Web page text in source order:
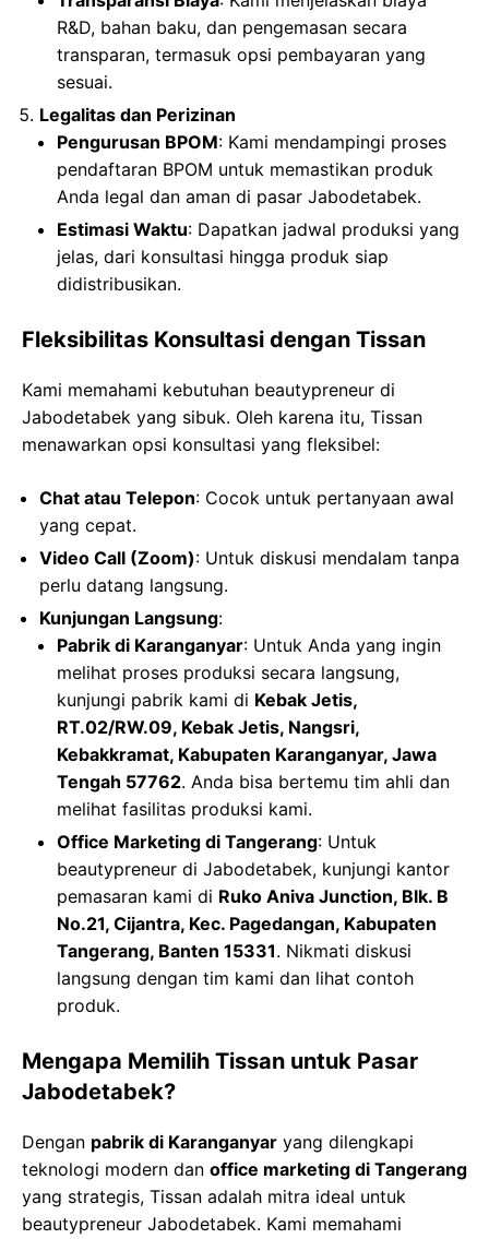
R&D, bahan baku, dan pengemasan secara
transparan, termasuk opsi pembayaran yang
sesuai.
Legalitas dan Perizinan
Pengurusan BPOM: Kami mendampingi proses
pendaftaran BPOM untuk memastikan produk
Anda legal dan aman di pasar Jabodetabek.
Estimasi Waktu: Dapatkan jadwal produksi yang
jelas, dari konsultasi hingga produk siap
didistribusikan.
Fleksibilitas Konsultasi dengan Tissan
Kami memahami kebutuhan beautypreneur di
Jabodetabek yang sibuk. Oleh karena itu, Tissan
menawarkan opsi konsultasi yang fleksibel:
Chat atau Telepon: Cocok untuk pertanyaan awal
yang cepat.
Video Call (Zoom): Untuk diskusi mendalam tanpa
perlu datang langsung.
Kunjungan Langsung:
Pabrik di Karanganyar: Untuk Anda yang ingin
melihat proses produksi secara langsung,
kunjungi pabrik kami di Kebak Jetis,
RT.02/RW.09, Kebak Jetis, Nangsri,
Kebakkramat, Kabupaten Karanganyar, Jawa
Tengah 57762. Anda bisa bertemu tim ahli dan
melihat fasilitas produksi kami.
Office Marketing di Tangerang: Untuk
beautypreneur di Jabodetabek, kunjungi kantor
pemasaran kami di Ruko Aniva Junction, Blk. B
No.21, Cijantra, Kec. Pagedangan, Kabupaten
Tangerang, Banten 15331. Nikmati diskusi
langsung dengan tim kami dan lihat contoh
produk.
Mengapa Memilih Tissan untuk Pasar
Jabodetabek?
Dengan pabrik di Karanganyar yang dilengkapi
teknologi modern dan office marketing di Tangerang
yang strategis, Tissan adalah mitra ideal untuk
beautypreneur Jabodetabek. Kami memahami